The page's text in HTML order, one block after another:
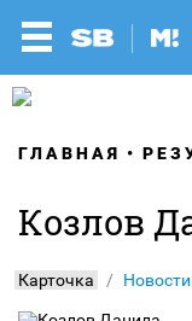
ГЛАВНАЯ
Козлов
Карточка Новости